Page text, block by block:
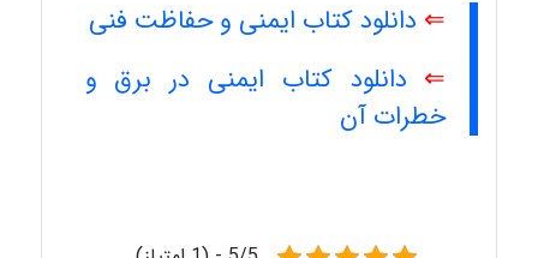
⇐ دانلود کتاب ایمنی و حفاظت فنی
⇐ دانلود کتاب ایمنی در برق و
خطرات آن